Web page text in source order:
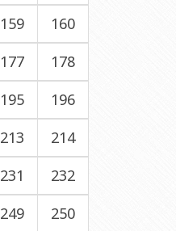
159
160
177
178
195
196
213
214
231
232
249
250